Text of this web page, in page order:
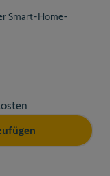
Smart-Home-